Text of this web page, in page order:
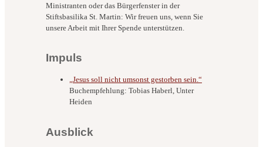
Ministranten oder das Bürgerfenster in der
Stiftsbasilika St. Martin: Wir freuen uns, wenn Sie
unsere Arbeit mit Ihrer Spende unterstützen.
Impuls
„Jesus soll nicht umsonst gestorben sein.“
Buchempfehlung: Tobias Haberl, Unter
Heiden
Ausblick